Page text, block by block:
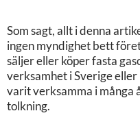
Som sagt, allt i denna
ingen myndighet bett
säljer eller köper fasta
verksamhet i Sverige
varit verksamma i många
tolkning.